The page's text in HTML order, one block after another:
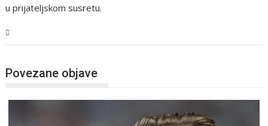
u prijateljskom susretu.
Povezane objave